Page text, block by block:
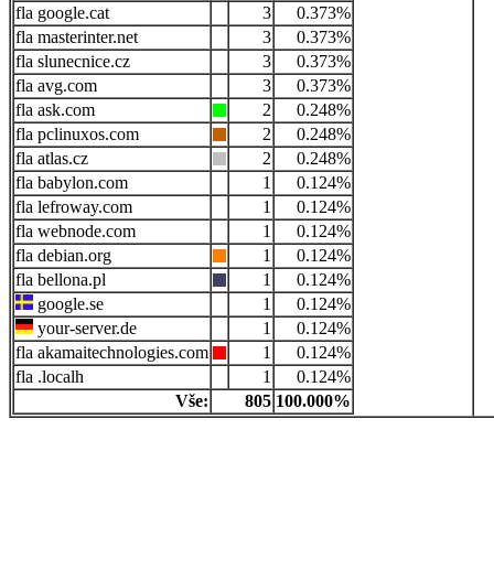
google.cat
3
0.373%
masterinter.net
3
0.373%
slunecnice.cz
3
0.373%
avg.com
3
0.373%
ask.com
2
0.248%
pclinuxos.com
2
0.248%
atlas.cz
2
0.248%
babylon.com
1
0.124%
lefroway.com
1
0.124%
webnode.com
1
0.124%
debian.org
1
0.124%
bellona.pl
1
0.124%
google.se
1
0.124%
your-server.de
1
0.124%
akamaitechnologies.com
1
0.124%
.localh
1
0.124%
Vše:
805 100.000%